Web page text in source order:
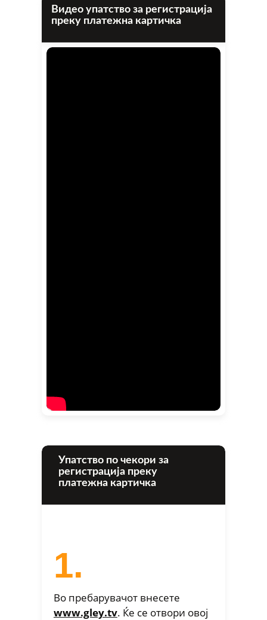
Видео упатство за регистрација
преку платежна картичка
Упатство по чекори за
регистрација преку
платежна картичка
1.
Во пребарувачот внесете
www.gley.tv. Ќe се отвори овој